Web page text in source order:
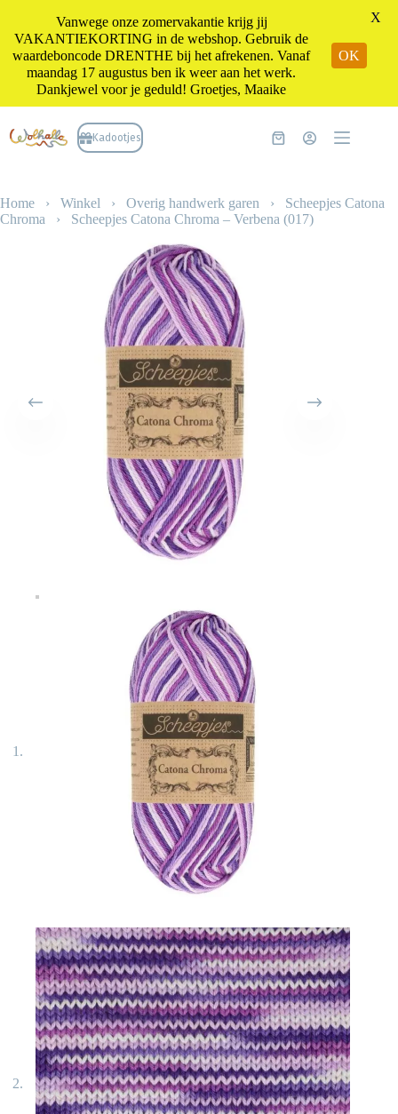
naar
de
Kadootjes Winkelwagen
Home › Winkel › Overig handwerk garen › Scheepjes Catona
Chroma › Scheepjes Catona Chroma – Verbena (017)
Vanwege onze zomervakantie krijg jij
VAKANTIEKORTING in de webshop. Gebruik de
waardeboncode DRENTHE bij het afrekenen. Vanaf
maandag 17 augustus ben ik weer aan het werk.
Dankjewel voor je geduld! Groetjes, Maaike
OK
X